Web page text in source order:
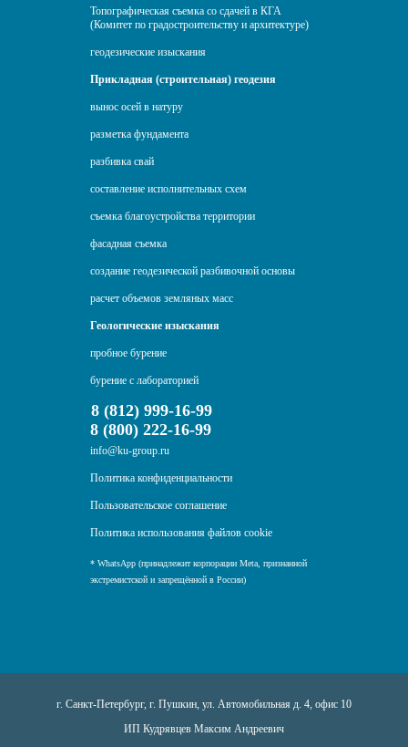
Топографическая съемка со сдачей в КГА
(Комитет по градостроительству и архитектуре)
геодезические изыскания
Прикладная (строительная) геодезия
вынос осей в натуру
разметка фундамента
разбивка свай
составление исполнительных схем
съемка благоустройства территории
фасадная съемка
создание геодезической разбивочной основы
расчет объемов земляных масс
Геологические изыскания
пробное бурение
бурение с лабораторией
8 (812) 999-16-99
8 (800) 222-16-99
info@ku-group.ru
Политика конфиденциальности
Пользовательское соглашение
Политика использования файлов cookie
* WhatsApp (принадлежит корпорации Meta, признанной
экстремистской и запрещённой в России)
г. Санкт-Петербург, г. Пушкин, ул. Автомобильная д. 4, офис 10
ИП Кудрявцев Максим Андреевич